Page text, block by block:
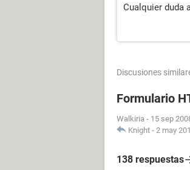
Cualquier duda
Discusiones
Formulario
Walkiria - 15 sep
Knight - 2 may
138 respuestas